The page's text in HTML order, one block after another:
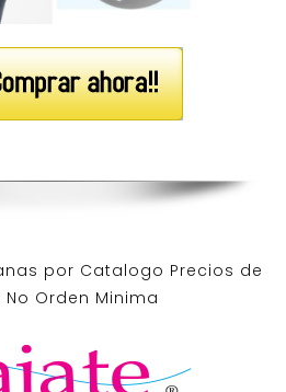
por Catalogo Precios de
Orden Minima